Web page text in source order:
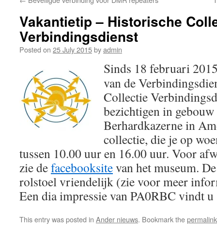
Vakantietip – Historische
Verbindingsdienst
Posted on 25 July 2015byadmin
Sinds 18 februari
van de
Collectie
bezichtigen in
Berhardkazerne in
collectie, die je op
tussen 10.00 uur en 16.00 uur. Voor
zie defacebooksitevan het museum.
rolstoel vriendelijk (zie voor meer
Een dia impressie van PA0RBC vindt u
This entry was posted in Ander nieuws. Bookmark thepermalink